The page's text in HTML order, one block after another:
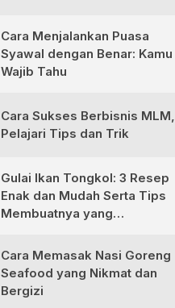
Cara Menjalankan Puasa
Syawal dengan Benar: Kamu
Wajib Tahu
Cara Sukses Berbisnis MLM,
Pelajari Tips dan Trik
Gulai Ikan Tongkol: 3 Resep
Enak dan Mudah Serta Tips
Membuatnya yang
Cara Memasak Nasi Goreng
Seafood yang Nikmat dan
Bergizi